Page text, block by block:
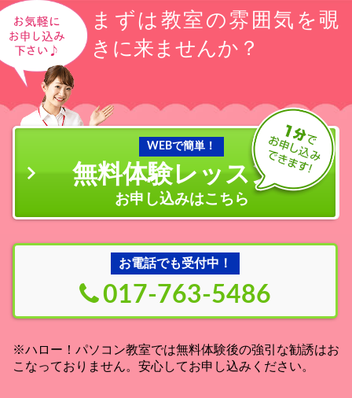
まずは教室の雰囲気を覗
きに来ませんか？
WEBで簡単！
無料体験レッスン
お申し込みはこちら
お電話でも受付中！
017-763-5486
※ハロー！パソコン教室では無料体験後の強引な勧誘はお
こなっておりません。安心してお申し込みください。